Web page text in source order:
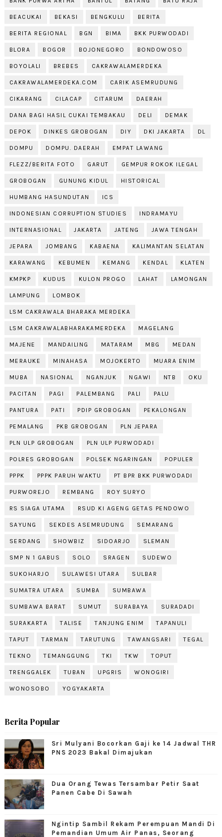
BEACUKAI BEKASI BENGKULU BERITA
BERITA REGIONAL BGN BIMA BKK PURWODADI
BLORA BOGOR BOJONEGORO BONDOWOSO
BOYOLALI BREBES CAKRAWALAMERDEKA
CAKRAWALAMERDEKA.COM CARIK ASEMRUDUNG
CIKARANG CILACAP CITARUM DAERAH
DANA BAGI HASIL CUKAI TEMBAKAU DELI DEMAK
DEPOK DINKES GROBOGAN DIY DKI JAKARTA DL
DOMPU DOMPU. DAERAH EMPAT LAWANG
FLEZZ/BERITA FOTO GARUT GEMPUR ROKOK ILEGAL
GROBOGAN GUNUNG KIDUL HISTORICAL
HUMBANG HASUNDUTAN ICS
INDONESIAN CORRUPTION STUDIES INDRAMAYU
INTERNASIONAL JAKARTA JATENG JAWA TENGAH
JEPARA JOMBANG KABAENA KALIMANTAN SELATAN
KARAWANG KEBUMEN KEMANG KENDAL KLATEN
KMPKP KUDUS KULON PROGO LAHAT LAMONGAN
LAMPUNG LOMBOK
LSM CAKRAWALA BHARAKA MERDEKA
LSM CAKRAWALABHARAKAMERDEKA MAGELANG
MAJENE MANDAILING MATARAM MBG MEDAN
MERAUKE MINAHASA MOJOKERTO MUARA ENIM
MUBA NASIONAL NGANJUK NGAWI NTB OKU
PACITAN PAGI PALEMBANG PALI PALU
PANTURA PATI PDIP GROBOGAN PEKALONGAN
PEMALANG PKB GROBOGAN PLN JEPARA
PLN ULP GROBOGAN PLN ULP PURWODADI
POLRES GROBOGAN POLSEK NGARINGAN POPULER
PPPK PPPK PARUH WAKTU PT BPR BKK PURWODADI
PURWOREJO REMBANG ROY SURYO
RS SIAGA UTAMA RSUD KI AGENG GETAS PENDOWO
SAYUNG SEKDES ASEMRUDUNG SEMARANG
SERDANG SHOWBIZ SIDOARJO SLEMAN
SMP N 1 GABUS SOLO SRAGEN SUDEWO
SUKOHARJO SULAWESI UTARA SULBAR
SUMATRA UTARA SUMBA SUMBAWA
SUMBAWA BARAT SUMUT SURABAYA SURADADI
SURAKARTA TALISE TANJUNG ENIM TAPANULI
TAPUT TARMAN TARUTUNG TAWANGSARI TEGAL
TEKNO TEMANGGUNG TKI TKW TOPUT
TRENGGALEK TUBAN UPGRIS WONOGIRI
WONOSOBO YOGYAKARTA
Berita Popular
Sri Mulyani Bocorkan Gaji ke 14 Jadwal THR
PNS 2023 Bakal Dimajukan
Dua Orang Tewas Tersambar Petir Saat
Panen Cabe Di Sawah
Ngintip Sambil Rekam Perempuan Mandi Di
Pemandian Umum Air Panas, Seorang